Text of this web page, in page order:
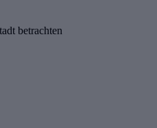
betrachten